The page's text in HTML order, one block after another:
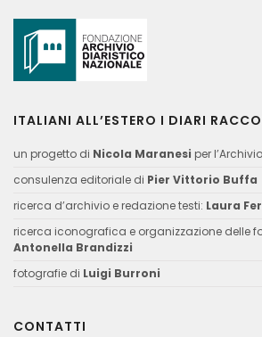
ITALIANI ALL’ESTERO I DIARI
un progetto di Nicola Maranesi per
consulenza editoriale di Pier Vittorio Buffa
ricerca d’archivio e redazione testi: Laura
ricerca iconografica e organizzazione delle
Antonella Brandizzi
fotografie di Luigi Burroni
CONTATTI